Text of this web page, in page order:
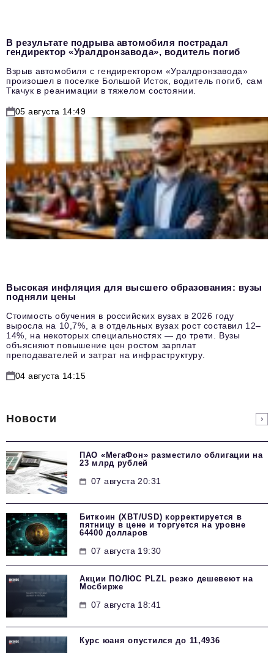
В результате подрыва автомобиля пострадал
гендиректор «Уралдронзавода», водитель погиб
Взрыв автомобиля с гендиректором «Уралдронзавода»
произошел в поселке Большой Исток, водитель погиб, сам
Ткачук в реанимации в тяжелом состоянии.
05 августа 14:49
Высокая инфляция для высшего образования: вузы
подняли цены
Стоимость обучения в российских вузах в 2026 году
выросла на 10,7%, а в отдельных вузах рост составил 12–
14%, на некоторых специальностях — до трети. Вузы
объясняют повышение цен ростом зарплат
преподавателей и затрат на инфраструктуру.
04 августа 14:15
Новости
ПАО «МегаФон» разместило облигации на
23 млрд рублей
07 августа 20:31
Биткоин (XBT/USD) корректируется в
пятницу в цене и торгуется на уровне
64400 долларов
07 августа 19:30
Акции ПОЛЮС PLZL резко дешевеют на
Мосбирже
07 августа 18:41
Курс юаня опустился до 11,4936